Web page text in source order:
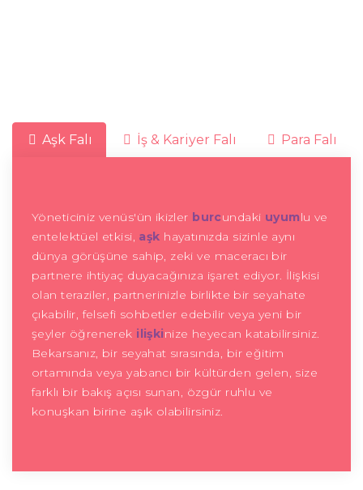
Aşk Falı İş & Kariyer Falı Para Falı
Yöneticiniz venüs'ün ikizler burcundaki uyumlu ve
entelektüel etkisi, aşk hayatınızda sizinle aynı
dünya görüşüne sahip, zeki ve maceracı bir
partnere ihtiyaç duyacağınıza işaret ediyor. İlişkisi
olan teraziler, partnerinizle birlikte bir seyahate
çıkabilir, felsefi sohbetler edebilir veya yeni bir
şeyler öğrenerek ilişkinize heyecan katabilirsiniz.
Bekarsanız, bir seyahat sırasında, bir eğitim
ortamında veya yabancı bir kültürden gelen, size
farklı bir bakış açısı sunan, özgür ruhlu ve
konuşkan birine aşık olabilirsiniz.